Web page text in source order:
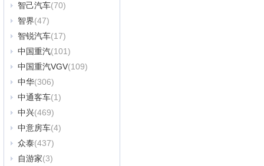
智己汽车(70)
智界(47)
智锐汽车(17)
中国重汽(101)
中国重汽VGV(109)
中华(306)
中通客车(1)
中兴(469)
中意房车(4)
众泰(437)
自游家(3)